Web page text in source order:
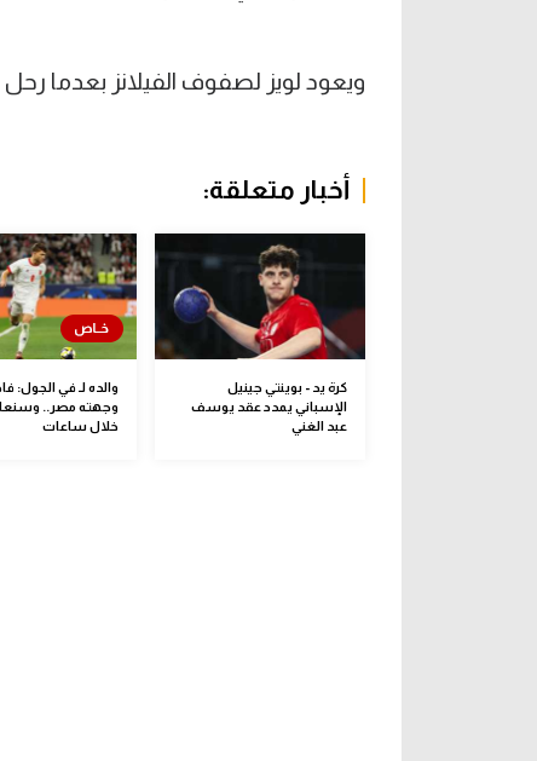
ويعود لويز لصفوف الفيلانز بعدما رحل
أخبار متعلقة:
كرة يد - بوينتي جينيل
الإسباني يمدد عقد يوسف
عبد الغني
والده لـ في الجول:
وجهته مصر..
خلال ساعات